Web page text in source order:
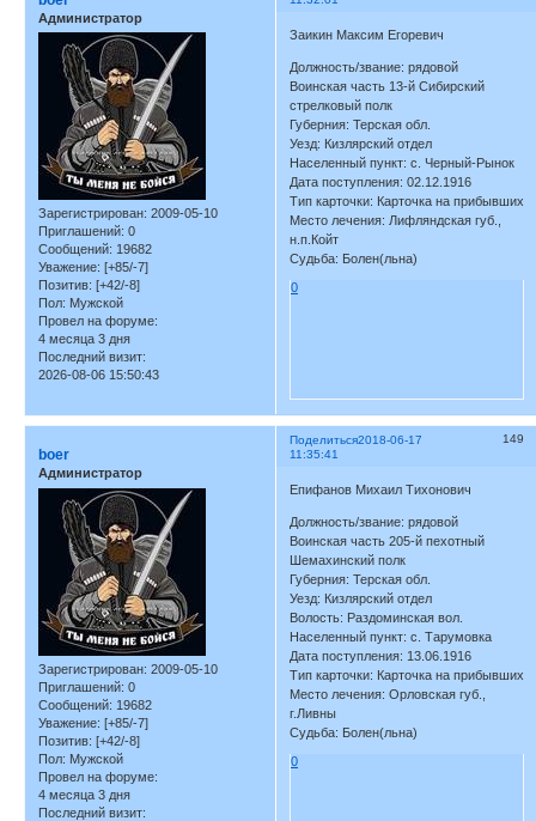
Администратор
Зарегистрирован: 2009-05-10
Приглашений: 0
Сообщений: 19682
Уважение: [+85/-7]
Позитив: [+42/-8]
Пол: Мужской
Провел на форуме:
4 месяца 3 дня
Последний визит:
2026-08-06 15:50:43
Заикин Максим Егоревич
Должность/звание: рядовой
Воинская часть 13-й Сибирский
стрелковый полк
Губерния: Терская обл.
Уезд: Кизлярский отдел
Населенный пункт: с. Черный-Рынок
Дата поступления: 02.12.1916
Тип карточки: Карточка на прибывших
Место лечения: Лифляндская губ.,
н.п.Койт
Судьба: Болен(льна)
0
Поделиться 149
2018-06-17
11:35:41
boer
Администратор
Зарегистрирован: 2009-05-10
Приглашений: 0
Сообщений: 19682
Уважение: [+85/-7]
Позитив: [+42/-8]
Пол: Мужской
Провел на форуме:
4 месяца 3 дня
Последний визит:
Епифанов Михаил Тихонович
Должность/звание: рядовой
Воинская часть 205-й пехотный
Шемахинский полк
Губерния: Терская обл.
Уезд: Кизлярский отдел
Волость: Раздоминская вол.
Населенный пункт: с. Тарумовка
Дата поступления: 13.06.1916
Тип карточки: Карточка на прибывших
Место лечения: Орловская губ.,
г.Ливны
Судьба: Болен(льна)
0